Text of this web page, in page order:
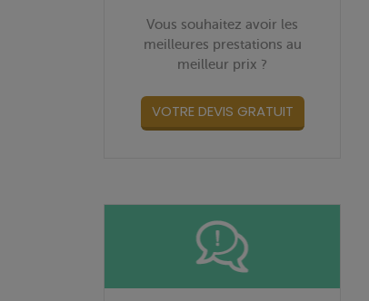
Vous souhaitez avoir les
meilleures prestations au
meilleur prix ?
VOTRE DEVIS GRATUIT